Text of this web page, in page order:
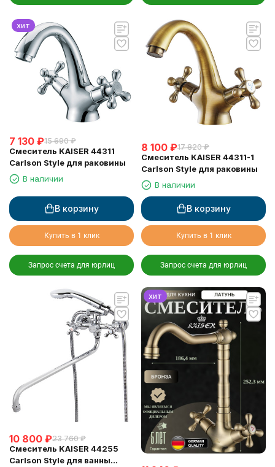
хит
7 130 ₽15 690 ₽
Смеситель KAISER 44311
Carlson Style для раковины
В наличии
В корзину
Купить в 1 клик
Запрос счета для юрлиц
8 100 ₽17 820 ₽
Смеситель KAISER 44311-1
Carlson Style для раковины
В наличии
В корзину
Купить в 1 клик
Запрос счета для юрлиц
10 800 ₽23 760 ₽
Смеситель KAISER 44255
Carlson Style для ванны
хит